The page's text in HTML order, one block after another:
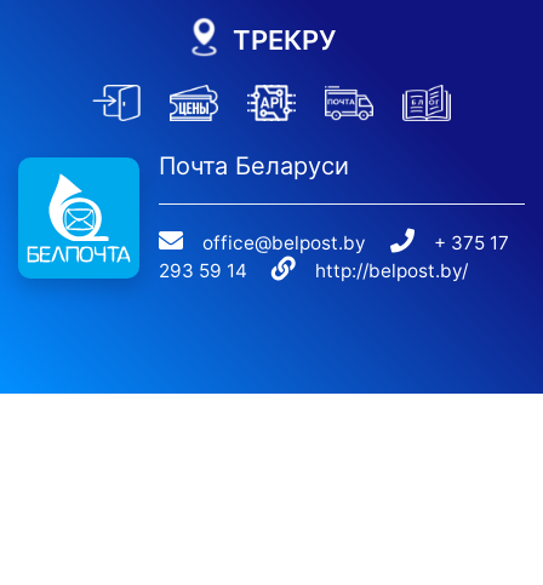
ТРЕКРУ
Почта Беларуси
office@belpost.by
+ 375 17
293 59 14
http://belpost.by/